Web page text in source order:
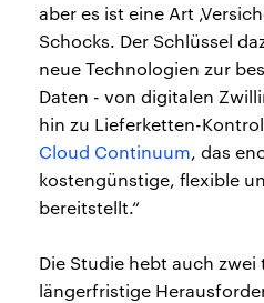
aber es ist eine Art
Schocks. Der Schlüssel
neue Technologien zur
Daten - von digitalen
hin zu Lieferketten-
Cloud Continuum, das
kostengünstige, flexible
bereitstellt.“
Die Studie hebt auch
längerfristige